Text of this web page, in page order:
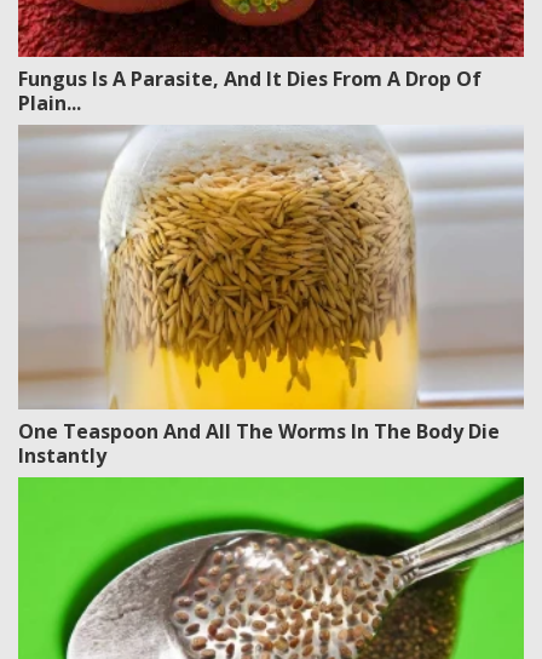
Fungus Is A Parasite, And It Dies From A Drop Of
Plain...
One Teaspoon And All The Worms In The Body Die
Instantly